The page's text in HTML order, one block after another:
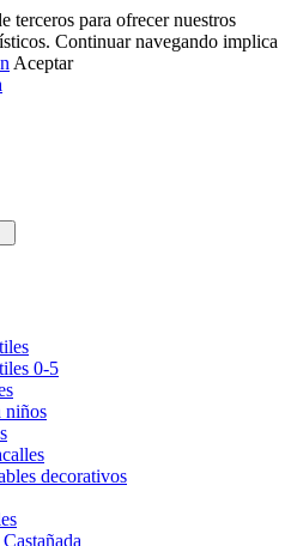
terceros para ofrecer nuestros
Continuar navegando implica
Aceptar
0-5
niños
decorativos